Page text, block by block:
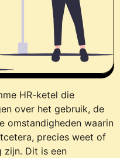
HR-ketel die
over het gebruik, de
omstandigheden waarin
precies weet of
zijn. Dit is een